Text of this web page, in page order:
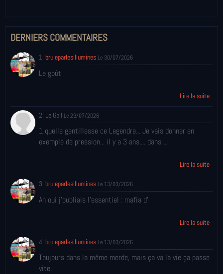
DERNIERS COMMENTAIRES
1. bruleparlesillumines Le 30/07/2026
Le goût
Lire la suite
2. Le Gall Le 29/07/2026
1 quelle gentillesse ce Legendre... Je vais donner en
exemple de pression... il y a 3 ans.... dans ...
Lire la suite
3. bruleparlesillumines Le 13/03/2026
Ah oui j'oubliais l'essentiel : mafia d'
Lire la suite
4. bruleparlesillumines Le 13/03/2026
Toujours dans la même merde, mais ça va la vie ça passe
vite.